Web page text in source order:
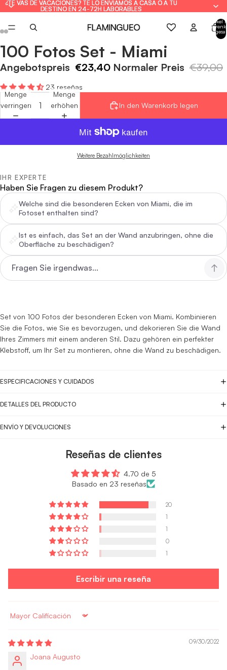
¿TE VAS DE VACACIONES? TE LO ENVIAMOS A CASA O A TU
DESTINO EN 24-72H LABORABLES
¿TE VAS DE VACACIONES? TE LO ENVIAMOS A CASA O A TU
DESTINO EN 24-72H LABORABLES
Artikel
Bild
im
Vollbildmodus
öffnen
Bild
im
Vollbildmodus
öffnen
Bild
im
Vollbildmodus
öffnen
Bild
im
Vollbildmodus
öffnen
Bild
im
Vollbildmodus
öffnen
Bild
im
Vollbildmodus
öffnen
100 Fotos Set - Miami
Angebotspreis €23,40 Normaler Preis €39,00
23 reseñas
Menge
verringern
Menge
erhöhen
In den Warenkorb legen
Weitere Bezahlmöglichkeiten
IHR EXPERTE
Haben Sie Fragen zu diesem Produkt?
Welche sind die besonderen Ecken von Miami, die im
Fotoset enthalten sind?
Ist es einfach, das Set an der Wand anzubringen, ohne die
Oberfläche zu beschädigen?
Set von 100 Fotos der besonderen Ecken von Miami. Kombinieren
Sie die Fotos, wie Sie es bevorzugen, und dekorieren Sie die Wand
Ihres Zimmers mit einem anderen Stil. Dazu gehören ein perfekter
Klebstoff, um Ihr Set zu montieren, ohne die Wand zu beschädigen.
ESPECIFICACIONES Y CUIDADOS
DETALLES DEL PRODUCTO
ENVÍO Y DEVOLUCIONES
Reseñas de clientes
4.70 de 5
Basado en 23 reseñas
20
1
1
0
1
Escribir una reseña
Sort by
09/30/2022
Joana Augusto